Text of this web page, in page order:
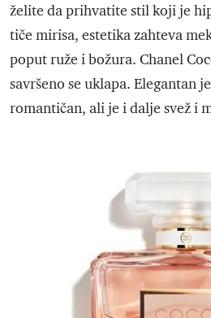
želite da prihvatite stil koji je
tiče mirisa, estetika zahteva
poput ruže i božura. Chanel
savršeno se uklapa. Elegantan
romantičan, ali je i dalje svež i